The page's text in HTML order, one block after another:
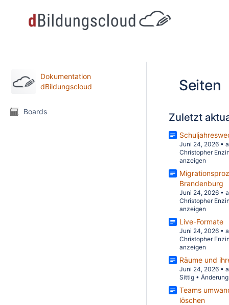
Dokumentation
dBildungscloud
Boards
Seiten
Zuletzt
Juni 24, 2026 •
Christopher
anzeigen
Brandenburg
Juni 24, 2026 •
Christopher
anzeigen
Live-Formate
Juni 24, 2026 •
Christopher
anzeigen
Räume und
Juni 24, 2026 •
Sittig •
Teams
löschen